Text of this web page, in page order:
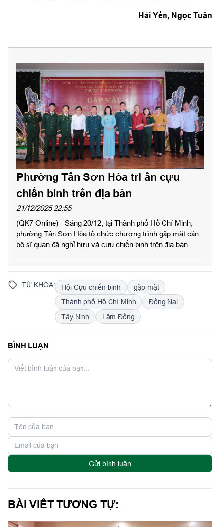
Hải Yến, Ngọc Tuân
Phường Tân Sơn Hòa tri ân cựu
chiến binh trên địa bàn
21/12/2025 22:55
(QK7 Online) - Sáng 20/12, tại Thành phố Hồ Chí Minh,
phường Tân Sơn Hòa tổ chức chương trình gặp mặt cán
bộ sĩ quan đã nghỉ hưu và cựu chiến binh trên địa bàn
Việt Nam (22/12/1944-22/12/2025); 36 năm Ngày hội quốc
Trương Lê Mỹ Ngọc, Bí thư Đảng ủy, Chủ tịch Hội đồng
nhân dân phường dự, phát biểu tại buổi gặp mặt.
TỪ KHÓA: Hội Cựu chiến binh
gặp mặt
Thành phố Hồ Chí Minh
Đồng Nai
Tây Ninh
Lâm Đồng
BÌNH LUẬN
Gửi bình luận
BÀI VIẾT TƯƠNG TỰ: